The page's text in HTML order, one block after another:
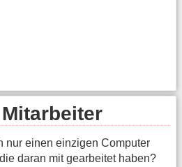
nur einen einzigen Computer
daran mit gearbeitet haben?